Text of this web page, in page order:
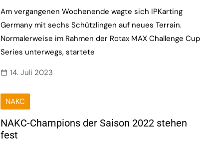
Am vergangenen Wochenende wagte sich IPKarting
Germany mit sechs Schützlingen auf neues Terrain.
Normalerweise im Rahmen der Rotax MAX Challenge Cup
Series unterwegs, startete
14. Juli 2023
NAKC
NAKC-Champions der Saison 2022 stehen
fest